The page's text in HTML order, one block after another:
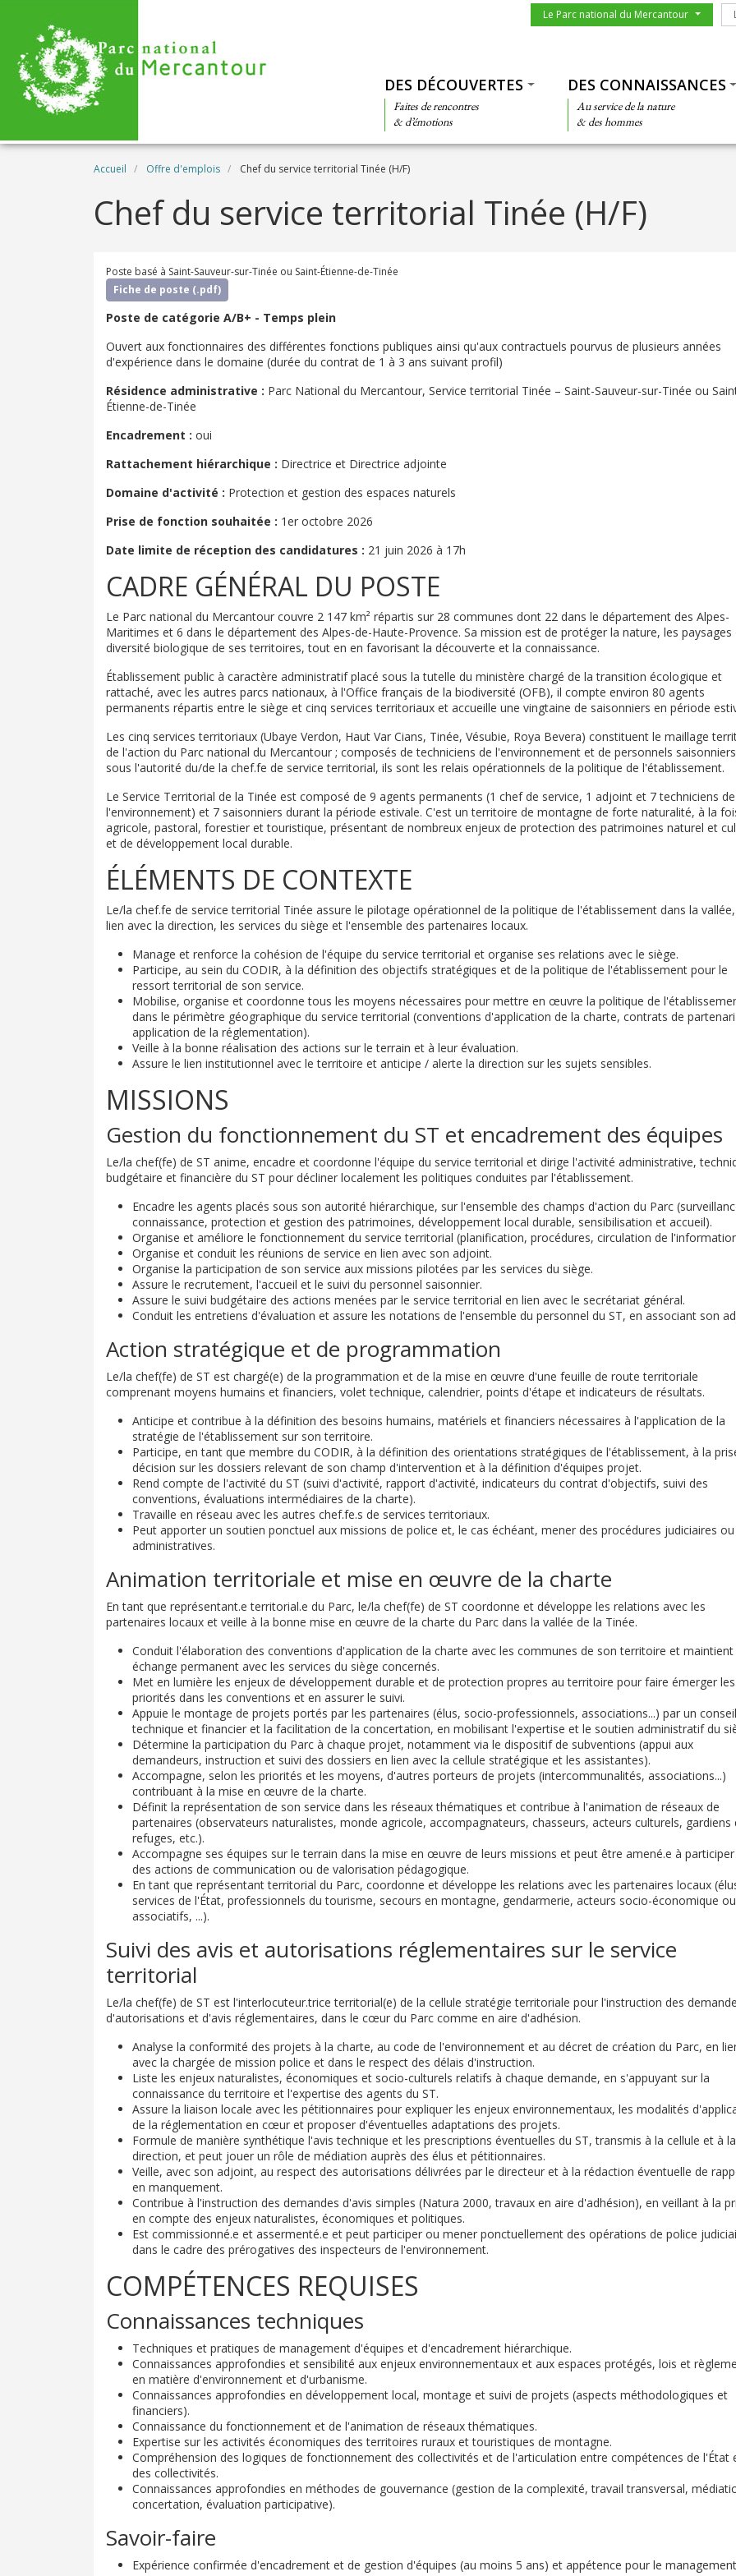
Menu du parc
Le Parc national du Mercantour
DES DÉCOUVERTES
Faites de rencontres
& d’émotions
DES CONNAISSANCES
Au service de la nature
& des hommes
Fil d'Ariane
Accueil Offre d'emplois Chef du service territorial Tinée (H/F)
Chef du service territorial Tinée (H/F)
Poste basé à Saint-Sauveur-sur-Tinée ou Saint-Étienne-de-Tinée
Fiche de poste (.pdf)
Poste de catégorie A/B+ - Temps plein
Ouvert aux fonctionnaires des différentes fonctions publiques ainsi qu'aux contractuels pourvus de plusieurs années
d'expérience dans le domaine (durée du contrat de 1 à 3 ans suivant profil)
Résidence administrative : Parc National du Mercantour, Service territorial Tinée – Saint-Sauveur-sur-Tinée ou
Étienne-de-Tinée
Encadrement : oui
Rattachement hiérarchique : Directrice et Directrice adjointe
Domaine d'activité : Protection et gestion des espaces naturels
Prise de fonction souhaitée : 1er octobre 2026
Date limite de réception des candidatures : 21 juin 2026 à 17h
CADRE GÉNÉRAL DU POSTE
Le Parc national du Mercantour couvre 2 147 km² répartis sur 28 communes dont 22 dans le département des Alpes-
Maritimes et 6 dans le département des Alpes-de-Haute-Provence. Sa mission est de protéger la nature, les paysages
diversité biologique de ses territoires, tout en en favorisant la découverte et la connaissance.
Établissement public à caractère administratif placé sous la tutelle du ministère chargé de la transition écologique et
rattaché, avec les autres parcs nationaux, à l'Office français de la biodiversité (OFB), il compte environ 80 agents
permanents répartis entre le siège et cinq services territoriaux et accueille une vingtaine de saisonniers en période
Les cinq services territoriaux (Ubaye Verdon, Haut Var Cians, Tinée, Vésubie, Roya Bevera) constituent le maillage
de l'action du Parc national du Mercantour ; composés de techniciens de l'environnement et de personnels saisonniers
sous l'autorité du/de la chef.fe de service territorial, ils sont les relais opérationnels de la politique de l'établissement.
Le Service Territorial de la Tinée est composé de 9 agents permanents (1 chef de service, 1 adjoint et 7 techniciens de
l'environnement) et 7 saisonniers durant la période estivale. C'est un territoire de montagne de forte naturalité, à la
agricole, pastoral, forestier et touristique, présentant de nombreux enjeux de protection des patrimoines naturel et
et de développement local durable.
ÉLÉMENTS DE CONTEXTE
Le/la chef.fe de service territorial Tinée assure le pilotage opérationnel de la politique de l'établissement dans la
lien avec la direction, les services du siège et l'ensemble des partenaires locaux.
Manage et renforce la cohésion de l'équipe du service territorial et organise ses relations avec le siège.
Participe, au sein du CODIR, à la définition des objectifs stratégiques et de la politique de l'établissement pour le
ressort territorial de son service.
Mobilise, organise et coordonne tous les moyens nécessaires pour mettre en œuvre la politique de
dans le périmètre géographique du service territorial (conventions d'application de la charte, contrats de
application de la réglementation).
Veille à la bonne réalisation des actions sur le terrain et à leur évaluation.
Assure le lien institutionnel avec le territoire et anticipe / alerte la direction sur les sujets sensibles.
MISSIONS
Gestion du fonctionnement du ST et encadrement des équipes
Le/la chef(fe) de ST anime, encadre et coordonne l'équipe du service territorial et dirige l'activité administrative,
budgétaire et financière du ST pour décliner localement les politiques conduites par l'établissement.
Encadre les agents placés sous son autorité hiérarchique, sur l'ensemble des champs d'action du Parc
connaissance, protection et gestion des patrimoines, développement local durable, sensibilisation et accueil).
Organise et améliore le fonctionnement du service territorial (planification, procédures, circulation de
Organise et conduit les réunions de service en lien avec son adjoint.
Organise la participation de son service aux missions pilotées par les services du siège.
Assure le recrutement, l'accueil et le suivi du personnel saisonnier.
Assure le suivi budgétaire des actions menées par le service territorial en lien avec le secrétariat général.
Conduit les entretiens d'évaluation et assure les notations de l'ensemble du personnel du ST, en associant son
Action stratégique et de programmation
Le/la chef(fe) de ST est chargé(e) de la programmation et de la mise en œuvre d'une feuille de route territoriale
comprenant moyens humains et financiers, volet technique, calendrier, points d'étape et indicateurs de résultats.
Anticipe et contribue à la définition des besoins humains, matériels et financiers nécessaires à l'application de la
stratégie de l'établissement sur son territoire.
Participe, en tant que membre du CODIR, à la définition des orientations stratégiques de l'établissement, à la
décision sur les dossiers relevant de son champ d'intervention et à la définition d'équipes projet.
Rend compte de l'activité du ST (suivi d'activité, rapport d'activité, indicateurs du contrat d'objectifs, suivi des
conventions, évaluations intermédiaires de la charte).
Travaille en réseau avec les autres chef.fe.s de services territoriaux.
Peut apporter un soutien ponctuel aux missions de police et, le cas échéant, mener des procédures judiciaires ou
administratives.
Animation territoriale et mise en œuvre de la charte
En tant que représentant.e territorial.e du Parc, le/la chef(fe) de ST coordonne et développe les relations avec les
partenaires locaux et veille à la bonne mise en œuvre de la charte du Parc dans la vallée de la Tinée.
Conduit l'élaboration des conventions d'application de la charte avec les communes de son territoire et maintient
échange permanent avec les services du siège concernés.
Met en lumière les enjeux de développement durable et de protection propres au territoire pour faire émerger les
priorités dans les conventions et en assurer le suivi.
Appuie le montage de projets portés par les partenaires (élus, socio-professionnels, associations...) par un conseil
technique et financier et la facilitation de la concertation, en mobilisant l'expertise et le soutien administratif du
Détermine la participation du Parc à chaque projet, notamment via le dispositif de subventions (appui aux
demandeurs, instruction et suivi des dossiers en lien avec la cellule stratégique et les assistantes).
Accompagne, selon les priorités et les moyens, d'autres porteurs de projets (intercommunalités, associations...)
contribuant à la mise en œuvre de la charte.
Définit la représentation de son service dans les réseaux thématiques et contribue à l'animation de réseaux de
partenaires (observateurs naturalistes, monde agricole, accompagnateurs, chasseurs, acteurs culturels, gardiens
refuges, etc.).
Accompagne ses équipes sur le terrain dans la mise en œuvre de leurs missions et peut être amené.e à participer
des actions de communication ou de valorisation pédagogique.
En tant que représentant territorial du Parc, coordonne et développe les relations avec les partenaires locaux
services de l'État, professionnels du tourisme, secours en montagne, gendarmerie, acteurs socio-économique ou
associatifs, ...).
Suivi des avis et autorisations réglementaires sur le service
territorial
Le/la chef(fe) de ST est l'interlocuteur.trice territorial(e) de la cellule stratégie territoriale pour l'instruction des
d'autorisations et d'avis réglementaires, dans le cœur du Parc comme en aire d'adhésion.
Analyse la conformité des projets à la charte, au code de l'environnement et au décret de création du Parc, en
avec la chargée de mission police et dans le respect des délais d'instruction.
Liste les enjeux naturalistes, économiques et socio-culturels relatifs à chaque demande, en s'appuyant sur la
connaissance du territoire et l'expertise des agents du ST.
Assure la liaison locale avec les pétitionnaires pour expliquer les enjeux environnementaux, les modalités
de la réglementation en cœur et proposer d'éventuelles adaptations des projets.
Formule de manière synthétique l'avis technique et les prescriptions éventuelles du ST, transmis à la cellule et à la
direction, et peut jouer un rôle de médiation auprès des élus et pétitionnaires.
Veille, avec son adjoint, au respect des autorisations délivrées par le directeur et à la rédaction éventuelle de
en manquement.
Contribue à l'instruction des demandes d'avis simples (Natura 2000, travaux en aire d'adhésion), en veillant à la
en compte des enjeux naturalistes, économiques et politiques.
Est commissionné.e et assermenté.e et peut participer ou mener ponctuellement des opérations de police
dans le cadre des prérogatives des inspecteurs de l'environnement.
COMPÉTENCES REQUISES
Connaissances techniques
Techniques et pratiques de management d'équipes et d'encadrement hiérarchique.
Connaissances approfondies et sensibilité aux enjeux environnementaux et aux espaces protégés, lois et
en matière d'environnement et d'urbanisme.
Connaissances approfondies en développement local, montage et suivi de projets (aspects méthodologiques et
financiers).
Connaissance du fonctionnement et de l'animation de réseaux thématiques.
Expertise sur les activités économiques des territoires ruraux et touristiques de montagne.
Compréhension des logiques de fonctionnement des collectivités et de l'articulation entre compétences de l'État
des collectivités.
Connaissances approfondies en méthodes de gouvernance (gestion de la complexité, travail transversal,
concertation, évaluation participative).
Savoir-faire
Expérience confirmée d'encadrement et de gestion d'équipes (au moins 5 ans) et appétence pour le